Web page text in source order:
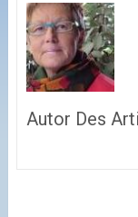
Autor Des